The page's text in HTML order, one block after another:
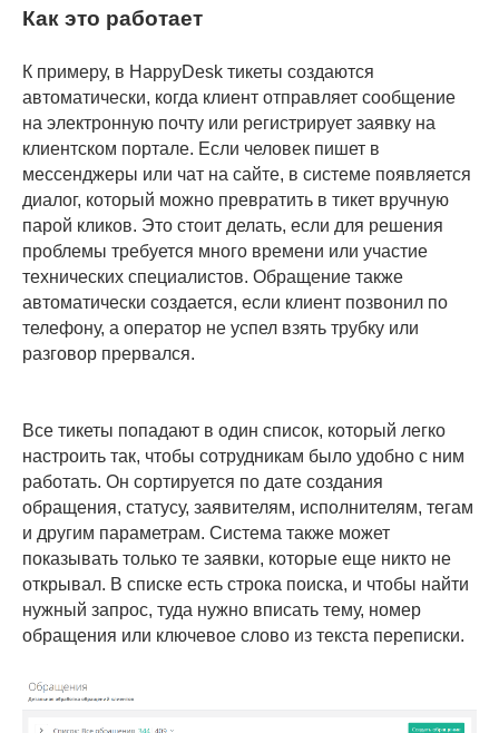
Как это работает
К примеру, в HappyDesk тикеты создаются
автоматически, когда клиент отправляет сообщение
на электронную почту или регистрирует заявку на
клиентском портале. Если человек пишет в
мессенджеры или чат на сайте, в системе появляется
диалог, который можно превратить в тикет вручную
парой кликов. Это стоит делать, если для решения
проблемы требуется много времени или участие
технических специалистов. Обращение также
автоматически создается, если клиент позвонил по
телефону, а оператор не успел взять трубку или
разговор прервался.
Все тикеты попадают в один список, который легко
настроить так, чтобы сотрудникам было удобно с ним
работать. Он сортируется по дате создания
обращения, статусу, заявителям, исполнителям, тегам
и другим параметрам. Система также может
показывать только те заявки, которые еще никто не
открывал. В списке есть строка поиска, и чтобы найти
нужный запрос, туда нужно вписать тему, номер
обращения или ключевое слово из текста переписки.